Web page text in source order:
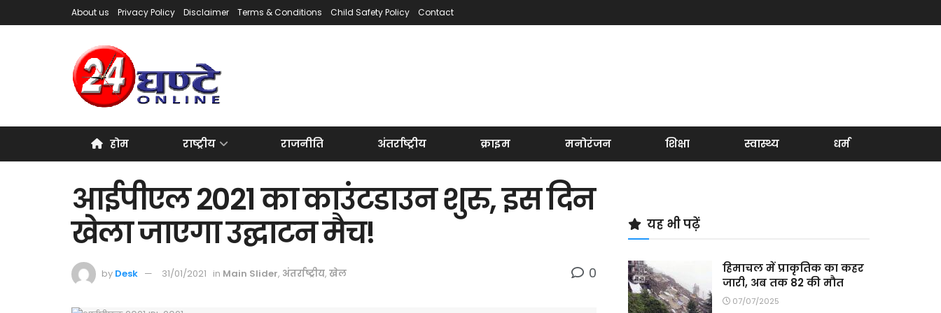
About us Privacy Policy Disclaimer Terms & Conditions Child Safety Policy Contact
होम राष्ट्रीय राजनीति अंतर्राष्ट्रीय क्राइम मनोरंजन शिक्षा स्वास्थ्य धर्म
आईपीएल 2021 का काउंटडाउन शुरु, इस दिन
खेला जाएगा उद्घाटन मैच!
by Desk 31/01/2021 in Main Slider, अंतर्राष्ट्रीय, खेल 0
यह भी पढ़ें
हिमाचल में प्राकृतिक का कहर
जारी, अब तक 82 की मौत
07/07/2025